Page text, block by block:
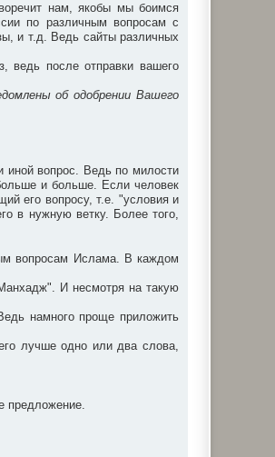
нам, якобы мы боимся
по различным вопросам с
и т.д. Ведь сайты различных
ведь после отправки вашего
об одобрении Вашего
иной вопрос. Ведь по милости
и больше. Если человек
его вопросу, т.е. "условия и
в нужную ветку. Более того,
вопросам Ислама. В каждом
И несмотря на такую
намного проще приложить
лучше одно или два слова,
предложение.